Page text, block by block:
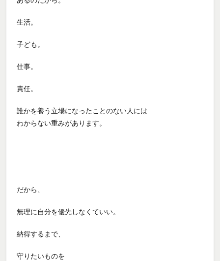
生活。
子ども。
仕事。
責任。
誰かを養う立場になったことのない人には
わからない重みがあります。
だから、
無理に自分を優先しなくていい。
納得するまで、
守りたいものを